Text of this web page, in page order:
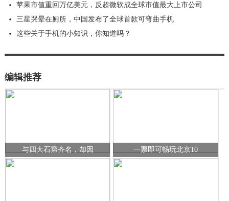
苹果市值重回万亿美元，反超微软成全球市值最大上市公司
三星哭晕在厕所，中国发布了全球首款可弯曲手机
这些关于手机的小知识，你知道吗？
编辑推荐
与四大石窟齐名，却因 一票即可畅玩北京10